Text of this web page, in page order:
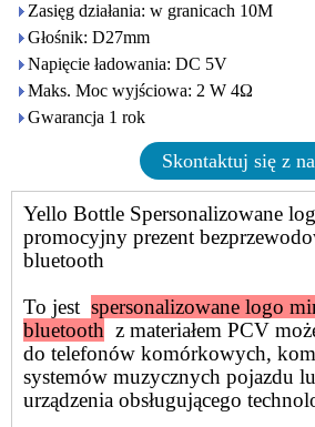
Zasięg działania: w granicach 10M
Głośnik: D27mm
Napięcie ładowania: DC 5V
Maks. Moc wyjściowa: 2 W 4Ω
Gwarancja 1 rok
Skontaktuj się z
Yello Bottle Spersonalizowane
promocyjny prezent
bluetooth
To jest spersonalizowane logo
bluetooth z materiałem PCV
do telefonów komórkowych,
systemów muzycznych pojazdu
urządzenia obsługującego